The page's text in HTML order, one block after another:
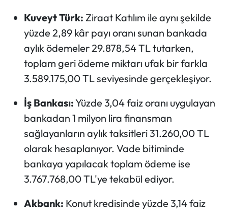
Kuveyt Türk: Ziraat Katılım ile aynı şekilde
yüzde 2,89 kâr payı oranı sunan bankada
aylık ödemeler 29.878,54 TL tutarken,
toplam geri ödeme miktarı ufak bir farkla
3.589.175,00 TL seviyesinde gerçekleşiyor.
İş Bankası:Yüzde 3,04 faiz oranı uygulayan
bankadan 1 milyon lira finansman
sağlayanların aylık taksitleri 31.260,00 TL
olarak hesaplanıyor. Vade bitiminde
bankaya yapılacak toplam ödeme ise
3.767.768,00 TL'ye tekabül ediyor.
Akbank: Konut kredisinde yüzde 3,14 faiz